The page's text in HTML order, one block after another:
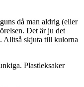
då man aldrig (eller
Det är ju det
Alltså skjuta till kulorna
Plastleksaker